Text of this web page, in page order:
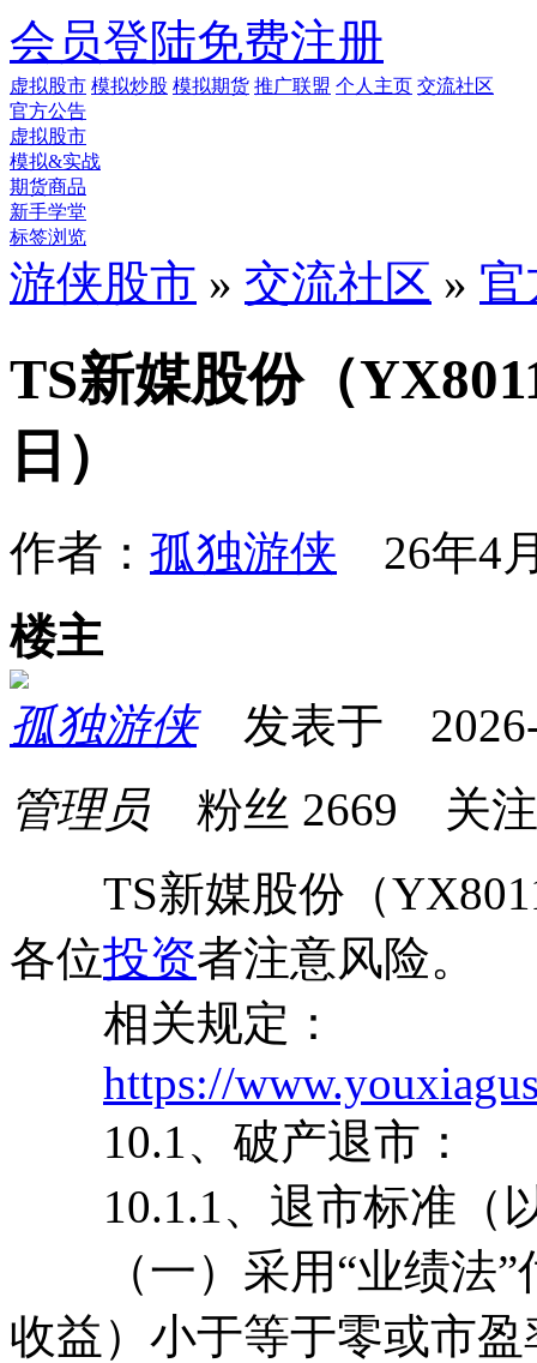
会员登陆免费注册
虚拟股市 模拟炒股 模拟期货 推广联盟 个人主页 交流社区
官方公告
虚拟股市
模拟&实战
期货商品
新手学堂
标签浏览
游侠股市 » 交流社区 »
TS新媒股份（
日）
作者： 孤独游侠 26年4
楼主
孤独游侠发表于 2026-
管理员 粉丝 2669 关
TS新媒股份（
各位投资者注意风险。
相关规定：
https://
10.1、破产退市：
10.1.1、退市标准（
（一）采用“业绩法”
收益）小于等于零或市